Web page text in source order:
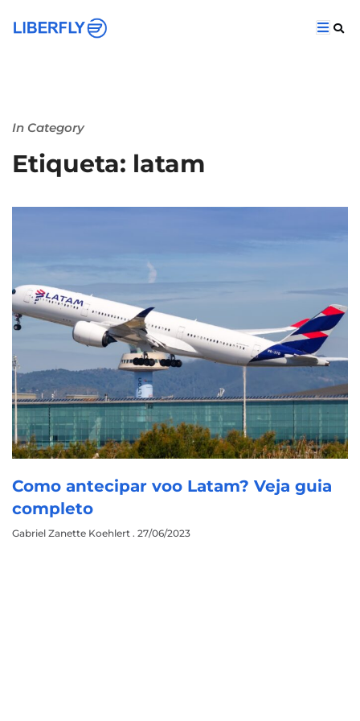
In Category
Etiqueta: latam
Como antecipar voo Latam? Veja guia
completo
Gabriel Zanette Koehlert 27/06/2023